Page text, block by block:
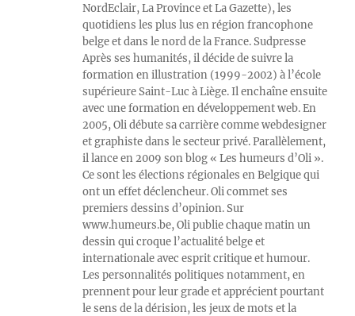
NordEclair, La Province et La Gazette), les
quotidiens les plus lus en région francophone
belge et dans le nord de la France. Sudpresse
Après ses humanités, il décide de suivre la
formation en illustration (1999-2002) à l’école
supérieure Saint-Luc à Liège. Il enchaîne ensuite
avec une formation en développement web. En
2005, Oli débute sa carrière comme webdesigner
et graphiste dans le secteur privé. Parallèlement,
il lance en 2009 son blog « Les humeurs d’Oli ».
Ce sont les élections régionales en Belgique qui
ont un effet déclencheur. Oli commet ses
premiers dessins d’opinion. Sur
www.humeurs.be, Oli publie chaque matin un
dessin qui croque l’actualité belge et
internationale avec esprit critique et humour.
Les personnalités politiques notamment, en
prennent pour leur grade et apprécient pourtant
le sens de la dérision, les jeux de mots et la